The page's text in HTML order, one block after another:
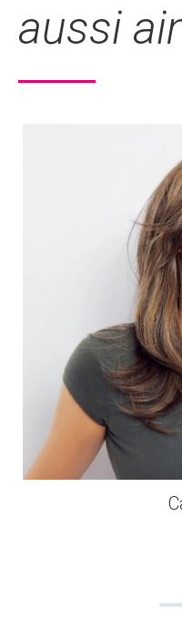
aussi